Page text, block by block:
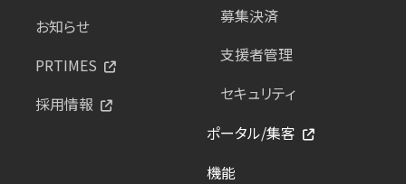
お知らせ
PRTIMES
採用情報
募集決済
支援者管理
セキュリティ
ポータル/集客
機能